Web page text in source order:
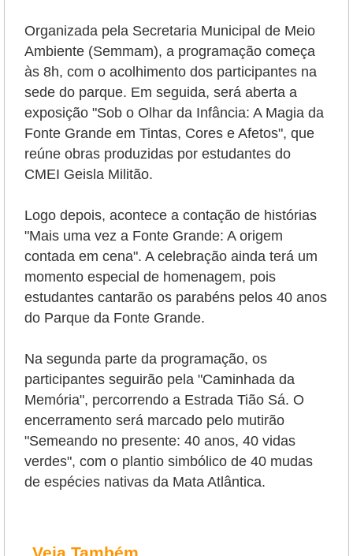
Organizada pela Secretaria Municipal de Meio
Ambiente (Semmam), a programação começa
às 8h, com o acolhimento dos participantes na
sede do parque. Em seguida, será aberta a
exposição "Sob o Olhar da Infância: A Magia da
Fonte Grande em Tintas, Cores e Afetos", que
reúne obras produzidas por estudantes do
CMEI Geisla Militão.
Logo depois, acontece a contação de histórias
"Mais uma vez a Fonte Grande: A origem
contada em cena". A celebração ainda terá um
momento especial de homenagem, pois
estudantes cantarão os parabéns pelos 40 anos
do Parque da Fonte Grande.
Na segunda parte da programação, os
participantes seguirão pela "Caminhada da
Memória", percorrendo a Estrada Tião Sá. O
encerramento será marcado pelo mutirão
"Semeando no presente: 40 anos, 40 vidas
verdes", com o plantio simbólico de 40 mudas
de espécies nativas da Mata Atlântica.